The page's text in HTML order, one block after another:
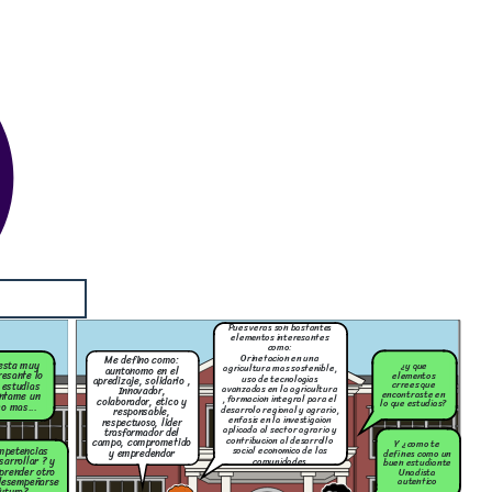
muy
lo
un
mas...
? y
otro
¿y que
elementos
crrees que
encontraste en
lo que estudias?
Pues veras son bastantes
elementos interesantes
como:
Orinetacion en una
agricultura mas sostenible,
uso de tecnologias
avanzadas en la agricultura
, formacion integral para el
desarrolo regional y agrario,
enfasis en la investigaion
aplicada al sector agrario y
contribucion al desarrollo
social economico de las
comunidades
Me defino como:
auntonomo en el
apredizaje, solidario ,
Innovador,
colaborador, etico y
responsable,
respectuoso, lider
trasformador del
campo, comprometido
y empredendor Y ¿como te
defines como un
buen estudiante
Unadista
autentico